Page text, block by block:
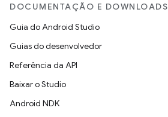
DOCUMENTAÇÃO E DOWNLOADS
Guia do Android Studio
Guias do desenvolvedor
Referência da API
Baixar o Studio
Android NDK